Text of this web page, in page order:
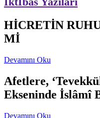
HİCRETİN
Mİ
Devamını Oku
Afetlere,
Ekseninde İslâmî
Devamını Oku